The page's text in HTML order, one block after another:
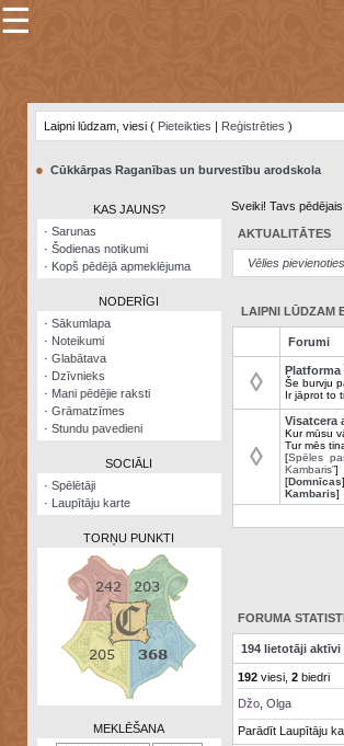
×
Šodienas
notikumi
Visatcera
almanahs
Arhīvs
Zināšanu
☰
Laipni lūdzam, viesi ( Pieteikties | Reģistrēties )
● Cūkkārpas Raganības un burvestību arodskola
KAS JAUNS?
· Sarunas
· Šodienas notikumi
· Kopš pēdējā apmeklējuma
NODERĪGI
· Sākumlapa
· Noteikumi
· Glabātava
· Dzīvnieks
· Mani pēdējie raksti
· Grāmatzīmes
· Stundu pavedieni
SOCIĀLI
· Spēlētāji
· Laupītāju karte
TORŅU PUNKTI
MEKLĒŠANA
Sveiki! Tavs
AKTUALITĀTES
Vēlies
LAIPNI LŪDZAM
Forumi
◊ Platforma
Še burvju
Ir jāprot to
◊
Visatcera
Kur mūsu
Tur mēs
[Spēles
Kambaris”]
[Domnīcas
Kambaris]
FORUMA
194 lietotāji aktīvi
192viesi, 2biedri
Džo, Olga
Parādīt Laupītāju